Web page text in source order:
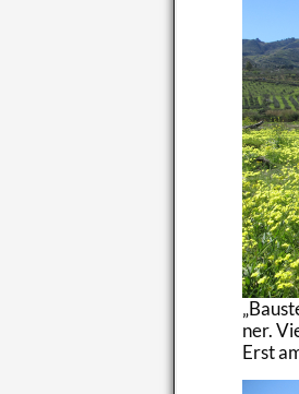
ner.
Erst